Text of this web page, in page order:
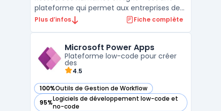
plateforme qui permet aux entreprises de
gérer efficacement les processus de
encore. Avec Kissflow, les processus sont
automatisés, ce qui p ...
Plus d’infos Fiche complète
Microsoft Power Apps
Plateforme low-code pour créer
des
4.5
100%Outils de Gestion de Workflow
— voir Microsoft Power Apps dans cette catégorie
95%Logiciels de développement low-code et
no-code
— voir Microsoft Power Apps dans cette catégorie